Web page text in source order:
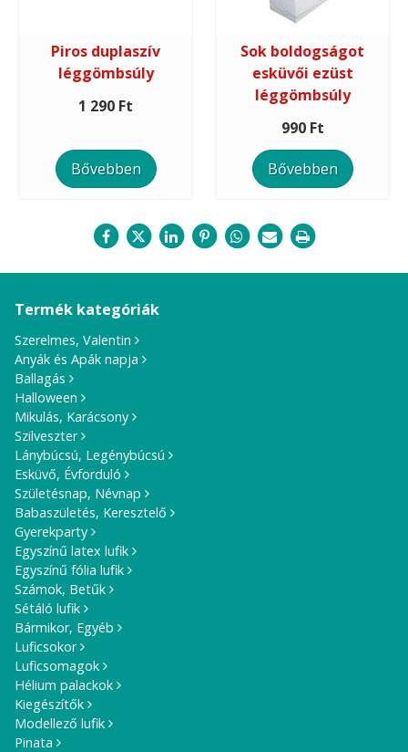
Piros duplaszív
léggömbsúly
1 290 Ft
Bővebben
Sok boldogságot
esküvői ezüst
léggömbsúly
990 Ft
Bővebben
Termék kategóriák
Szerelmes, Valentin
Anyák és Apák napja
Ballagás
Halloween
Mikulás, Karácsony
Szilveszter
Lánybúcsú, Legénybúcsú
Esküvő, Évforduló
Születésnap, Névnap
Babaszületés, Keresztelő
Gyerekparty
Egyszínű latex lufik
Egyszínű fólia lufik
Számok, Betűk
Sétáló lufik
Bármikor, Egyéb
Luficsokor
Luficsomagok
Hélium palackok
Kiegészítők
Modellező lufik
Pinata